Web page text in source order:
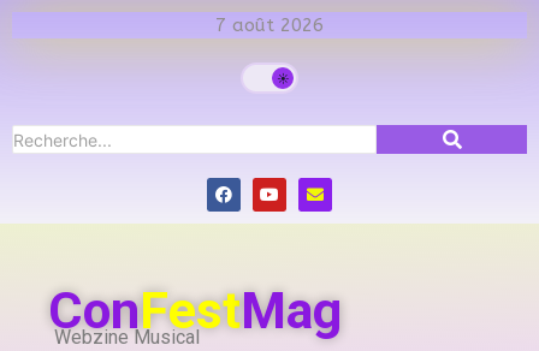
7 août 2026
ConFestMag
Webzine Musical